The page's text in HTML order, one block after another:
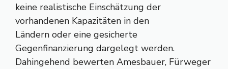
keine realistische Einschätzung der
vorhandenen Kapazitäten in den
Ländern oder eine gesicherte
Gegenfinanzierung dargelegt werden.
Dahingehend bewerten Amesbauer, Fürweger